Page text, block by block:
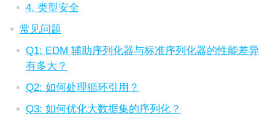
4. 类型安全
常见问题
Q1: EDM 辅助序列化器与标准序列化器的性能差异
有多大？
Q2: 如何处理循环引用？
Q3: 如何优化大数据集的序列化？